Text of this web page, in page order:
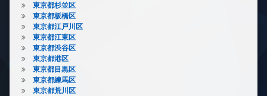
東京都杉並区
東京都板橋区
東京都江戸川区
東京都江東区
東京都渋谷区
東京都港区
東京都目黒区
東京都練馬区
東京都荒川区